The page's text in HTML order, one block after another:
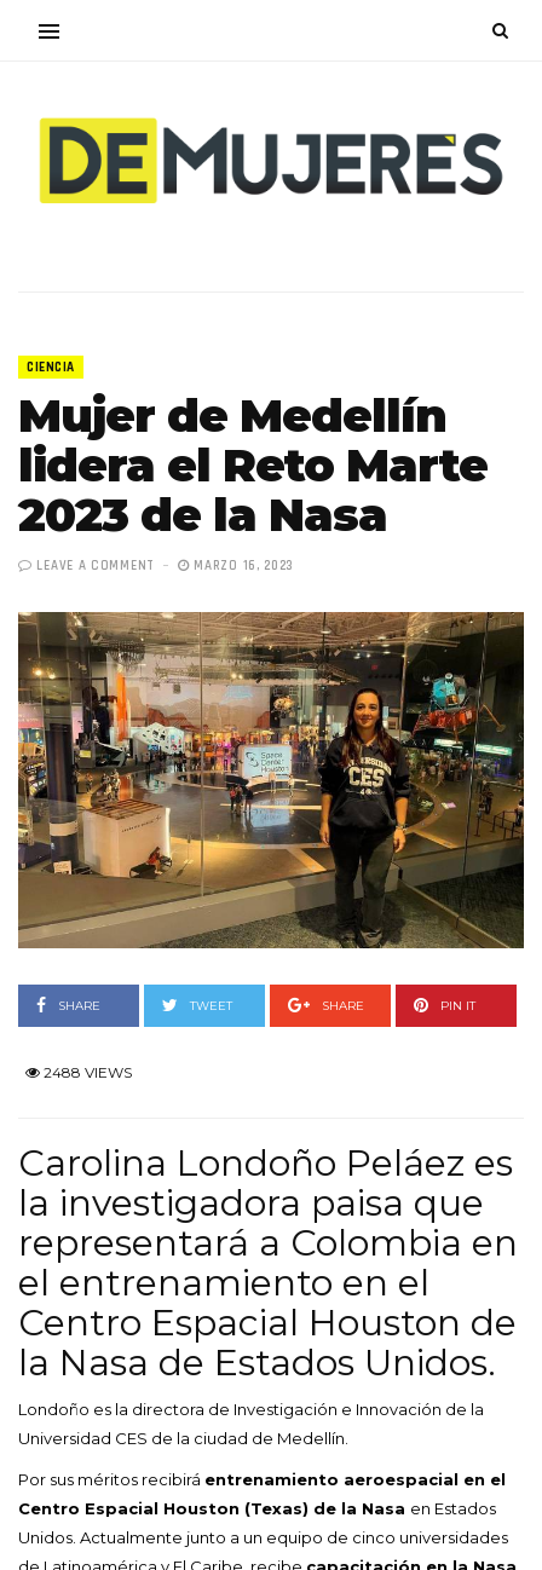
CIENCIA
Mujer de Medellín
lidera el Reto Marte
2023 de la Nasa
LEAVE A COMMENT MARZO 16, 2023
SHARE TWEET SHARE PIN IT
2488 VIEWS
Carolina Londoño Peláez es
la investigadora paisa que
representará a Colombia en
el entrenamiento en el
Centro Espacial Houston de
la Nasa de Estados Unidos.
Londoño es la directora de Investigación e Innovación de la
Universidad CES de la ciudad de Medellín.
Por sus méritos recibirá entrenamiento aeroespacial en el
Centro Espacial Houston (Texas) de la Nasa en Estados
Unidos. Actualmente junto a un equipo de cinco universidades